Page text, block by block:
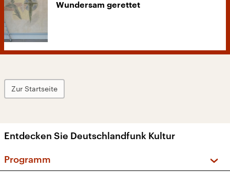
Wundersam gerettet
Zur Startseite
Entdecken Sie Deutschlandfunk Kultur
Programm